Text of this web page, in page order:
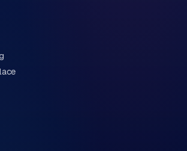
aanvraag
je gegevens zorgvuldig conform onze
. Of bel direct